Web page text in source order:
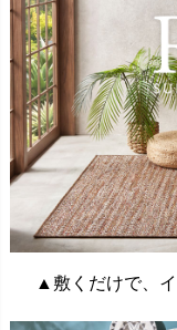
▲敷くだけで、